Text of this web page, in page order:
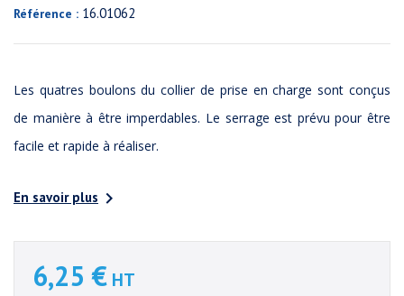
Référence : 16.01062
Les quatres boulons du collier de prise en charge sont conçus
de manière à être imperdables. Le serrage est prévu pour être
facile et rapide à réaliser.
En savoir plus 
6,25 € HT